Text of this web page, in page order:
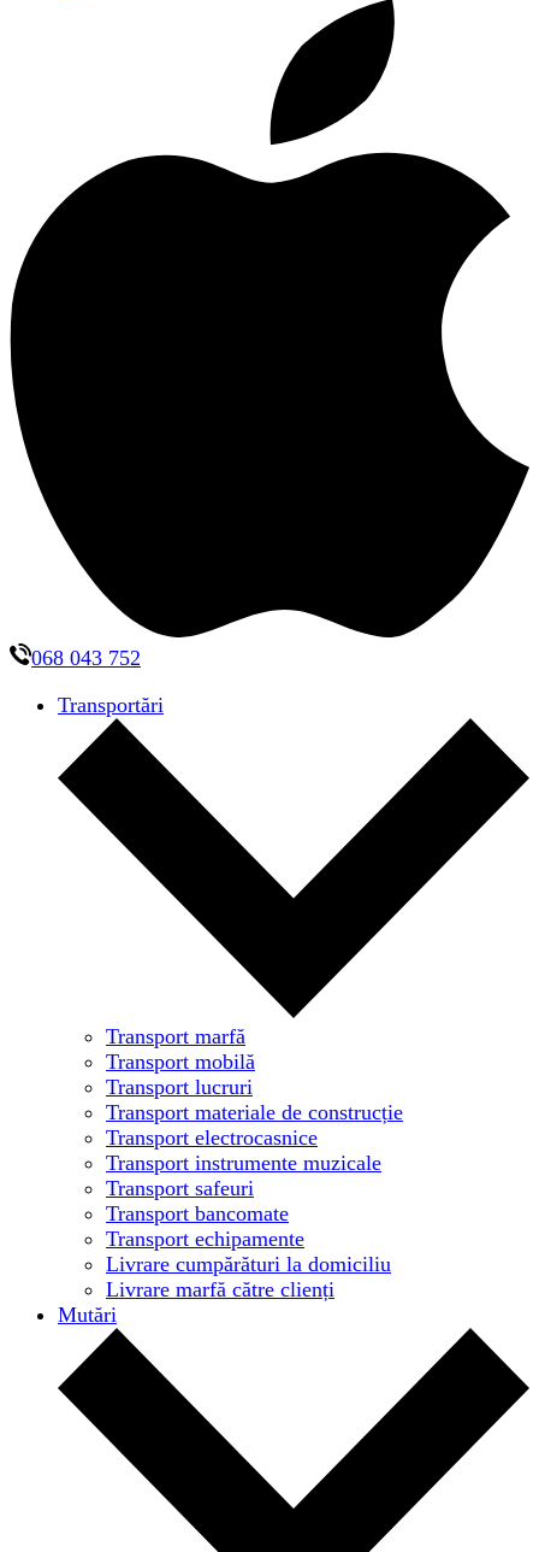
068 043 752
Transportări
Transport marfă
Transport mobilă
Transport lucruri
Transport materiale de construcție
Transport electrocasnice
Transport instrumente muzicale
Transport safeuri
Transport bancomate
Transport echipamente
Livrare cumpărături la domiciliu
Livrare marfă către clienți
Mutări